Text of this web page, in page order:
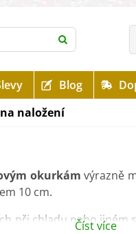
Blog
naložení
okurkám výrazně
10 cm.
při chladu nebo jiném
Číst více